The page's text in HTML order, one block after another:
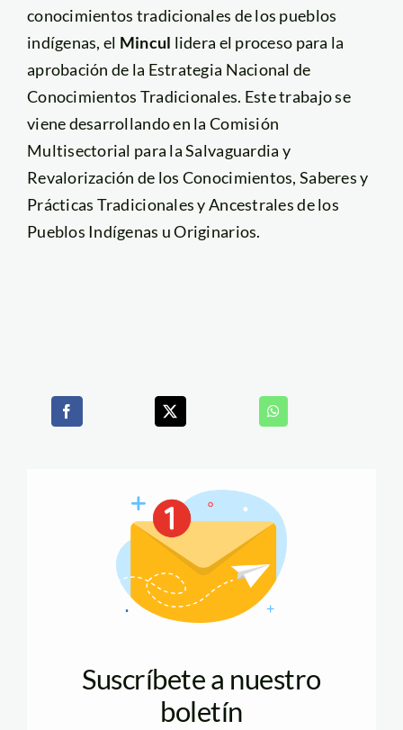
conocimientos tradicionales de los pueblos
indígenas, el Mincul lidera el proceso para la
aprobación de la Estrategia Nacional de
Conocimientos Tradicionales. Este trabajo se
viene desarrollando en la Comisión
Multisectorial para la Salvaguardia y
Revalorización de los Conocimientos, Saberes y
Prácticas Tradicionales y Ancestrales de los
Pueblos Indígenas u Originarios.
Suscríbete a nuestro
boletín